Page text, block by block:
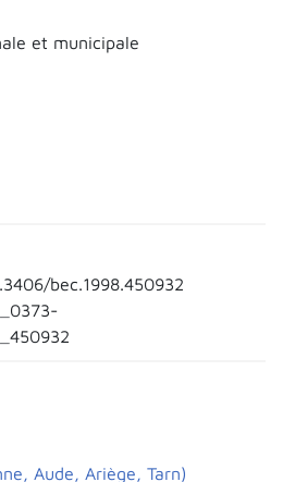
et municipale
bec.1998.450932
Aude, Ariège, Tarn)